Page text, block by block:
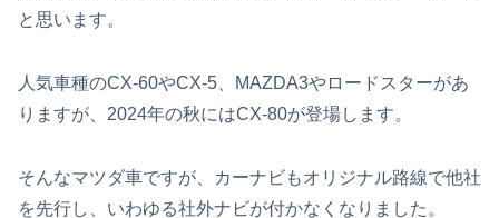
と思います。
人気車種のCX-60やCX-5、MAZDA3やロードスターがあ
りますが、2024年の秋にはCX-80が登場します。
そんなマツダ車ですが、カーナビもオリジナル路線で他社
を先行し、いわゆる社外ナビが付かなくなりました。